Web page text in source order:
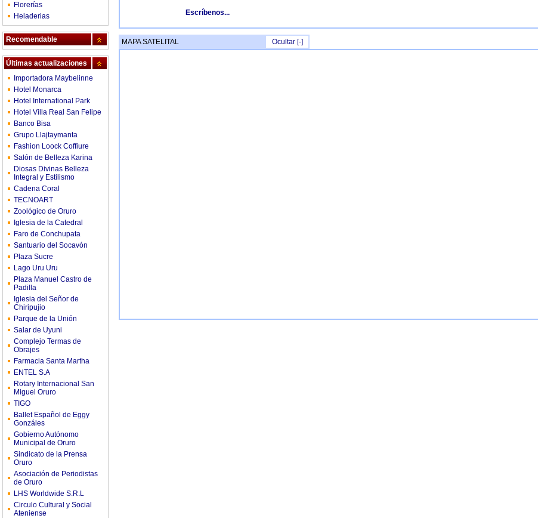
Florerías
Heladerias
Recomendable
Últimas actualizaciones
Importadora Maybelinne
Hotel Monarca
Hotel International Park
Hotel Villa Real San Felipe
Banco Bisa
Grupo Llajtaymanta
Fashion Loock Coffiure
Salón de Belleza Karina
Diosas Divinas Belleza
Integral y Estilismo
Cadena Coral
TECNOART
Zoológico de Oruro
Iglesia de la Catedral
Faro de Conchupata
Santuario del Socavón
Plaza Sucre
Lago Uru Uru
Plaza Manuel Castro de
Padilla
Iglesia del Señor de
Chiripujio
Parque de la Unión
Salar de Uyuni
Complejo Termas de
Obrajes
Farmacia Santa Martha
ENTEL S.A
Rotary Internacional San
Miguel Oruro
TIGO
Ballet Español de Eggy
Gonzáles
Gobierno Autónomo
Municipal de Oruro
Sindicato de la Prensa
Oruro
Asociación de Periodistas
de Oruro
LHS Worldwide S.R.L
Circulo Cultural y Social
Ateniense
Escríbenos...
MAPA SATELITAL Ocultar [-]